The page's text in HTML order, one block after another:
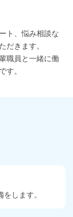
ト、悩み相談な
だきます。
職員と一緒に働
す。
します。